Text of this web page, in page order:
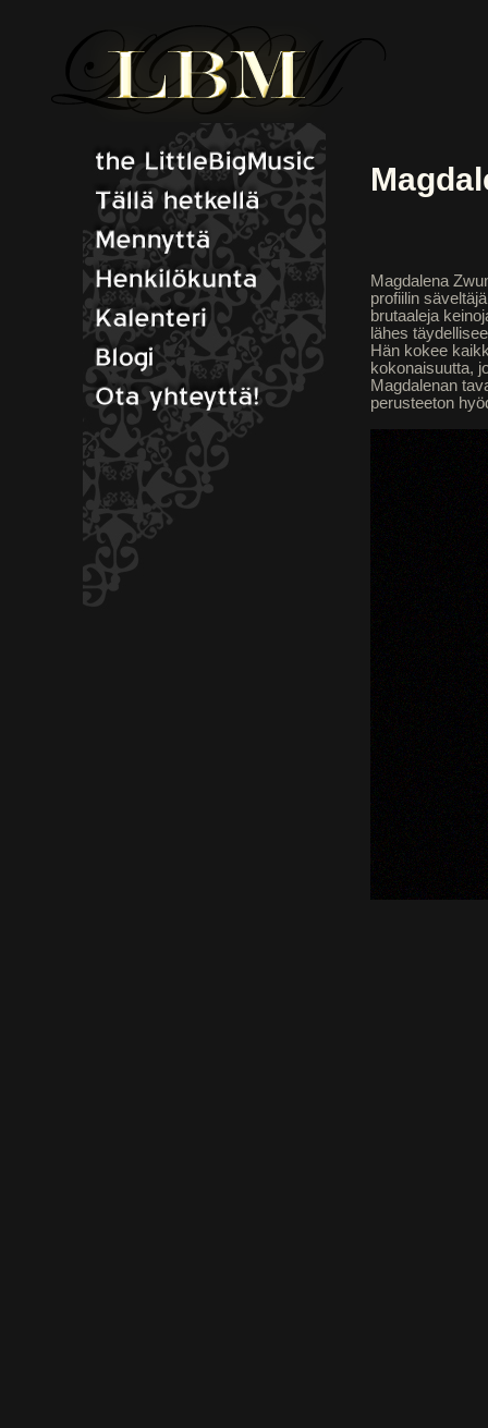
Magdalena
profiilin
brutaaleja
lähes
Hän kokee
kokonaisuutta,
Magdalenan
perusteeton